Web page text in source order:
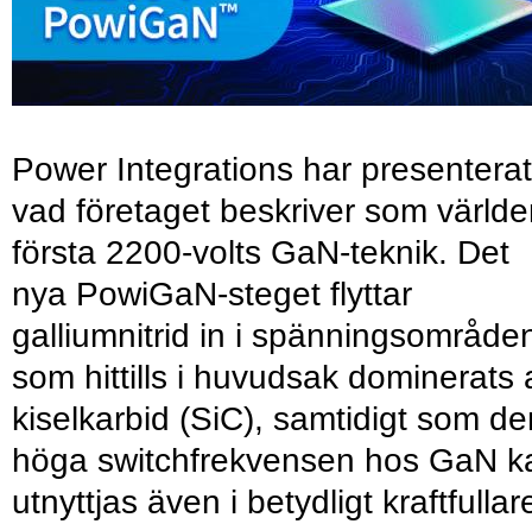
Power Integrations har presenterat
vad företaget beskriver som
första 2200-volts GaN-teknik. Det
nya PowiGaN-steget flyttar
galliumnitrid in i
som hittills i huvudsak dominerats
kiselkarbid (SiC), samtidigt som
höga switchfrekvensen hos GaN
utnyttjas även i betydligt